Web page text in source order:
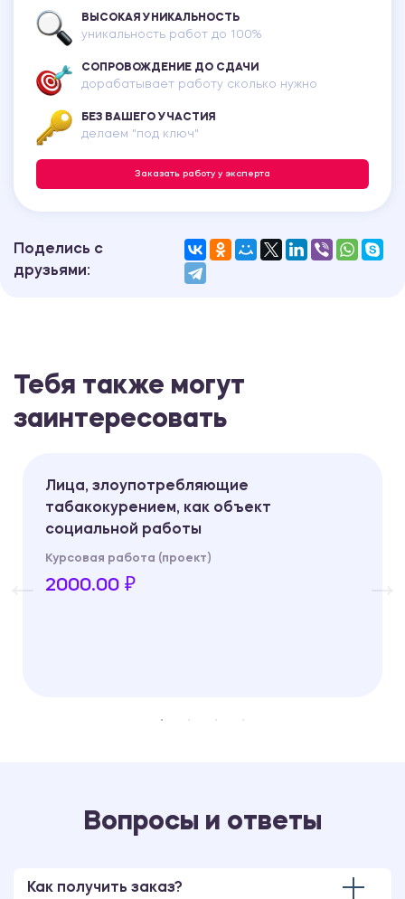
ВЫСОКАЯ УНИКАЛЬНОСТЬ
уникальность работ до 100%
СОПРОВОЖДЕНИЕ ДО СДАЧИ
дорабатывает работу сколько нужно
БЕЗ ВАШЕГО УЧАСТИЯ
делаем "под ключ"
Заказать работу у эксперта
Поделись с
друзьями:
Тебя также могут
заинтересовать
Лица, злоупотребляющие
табакокурением, как объект
социальной работы
Курсовая работа (проект)
2000.00 ₽
Вопросы и ответы
Как получить заказ?